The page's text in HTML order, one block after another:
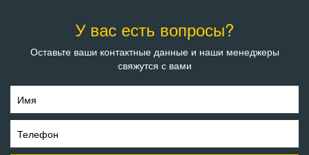
У вас есть вопросы?
Оставьте ваши контактные данные и наши менеджеры
свяжутся с вами
Имя
Телефон